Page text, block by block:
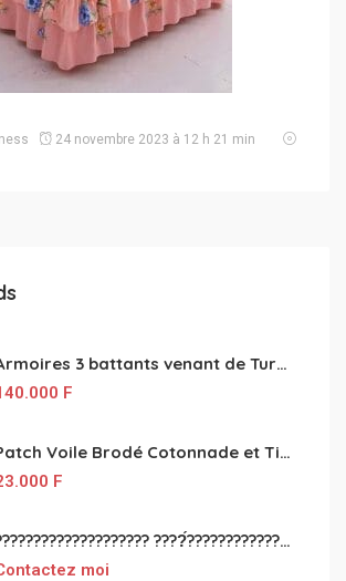
24 novembre 2023 à 12 h 21 min
Armoires 3 battants venant de Turquie disponibles
F
Patch Voile Brodé Cotonnade et Tinu Minu de l’Inde ???????? ????
F
???????????????????? ????́???????????????????????????????????????? à vendre
moi